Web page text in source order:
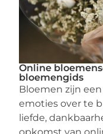
Online
bloemengids
Bloemen zijn
emoties over te
liefde,